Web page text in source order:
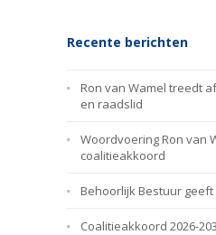
Recente berichten
Ron van Wamel treedt
en raadslid
Woordvoering Ron van
coalitieakkoord
Behoorlijk Bestuur
Coalitieakkoord 2026-